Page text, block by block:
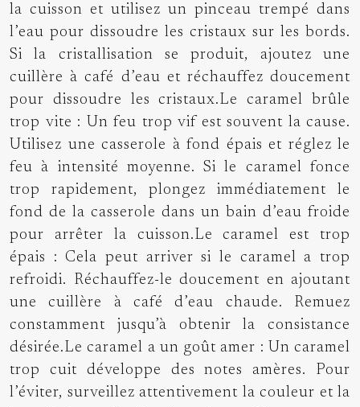
la cuisson et utilisez un pinceau trempé dans
l’eau pour dissoudre les cristaux sur les bords.
Si la cristallisation se produit, ajoutez une
cuillère à café d’eau et réchauffez doucement
pour dissoudre les cristaux.Le caramel brûle
trop vite : Un feu trop vif est souvent la cause.
Utilisez une casserole à fond épais et réglez le
feu à intensité moyenne. Si le caramel fonce
trop rapidement, plongez immédiatement le
fond de la casserole dans un bain d’eau froide
pour arrêter la cuisson.Le caramel est trop
épais : Cela peut arriver si le caramel a trop
refroidi. Réchauffez-le doucement en ajoutant
une cuillère à café d’eau chaude. Remuez
constamment jusqu’à obtenir la consistance
désirée.Le caramel a un goût amer : Un caramel
trop cuit développe des notes amères. Pour
l’éviter, surveillez attentivement la couleur et la